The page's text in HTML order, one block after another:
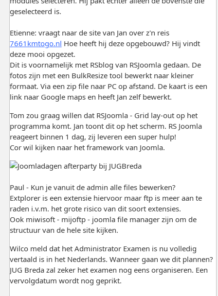
geselecteerd is.
Etienne: vraagt naar de site van Jan over z'n reis
7661kmtogo.nl Hoe heeft hij deze opgebouwd? Hij vindt
deze mooi opgezet.
Dit is voornamelijk met RSblog van RSJoomla gedaan. De
fotos zijn met een BulkResize tool bewerkt naar kleiner
formaat. Via een zip file naar PC op afstand. De kaart is een
link naar Google maps en heeft Jan zelf bewerkt.
Tom zou graag willen dat RSJoomla - Grid lay-out op het
programma komt. Jan toont dit op het scherm. RS Joomla
reageert binnen 1 dag, zij leveren een super hulp!
Cor wil kijken naar het framework van Joomla.
Paul - Kun je vanuit de admin alle files bewerken?
Extplorer is een extensie hiervoor maar ftp is meer aan te
raden i.v.m. het grote risico van dit soort extensies.
Ook miwisoft - mijoftp - joomla file manager zijn om de
structuur van de hele site kijken.
Wilco meld dat het Administrator Examen is nu volledig
vertaald is in het Nederlands. Wanneer gaan we dit plannen?
JUG Breda zal zeker het examen nog eens organiseren. Een
vervolgdatum wordt nog geprikt.